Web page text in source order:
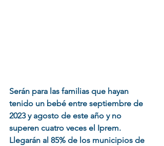
Serán para las familias que hayan
tenido un bebé entre septiembre de
2023 y agosto de este año y no
superen cuatro veces el Iprem.
Llegarán al 85% de los municipios de